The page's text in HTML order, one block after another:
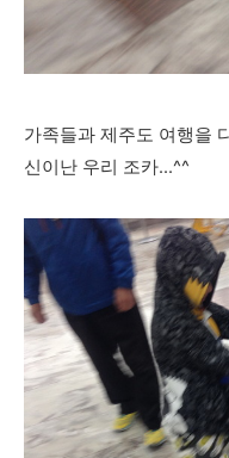
가족들과 제주도 여행을
신이난 우리 조카...^^